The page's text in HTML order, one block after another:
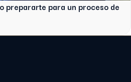
prepararte para un proceso de